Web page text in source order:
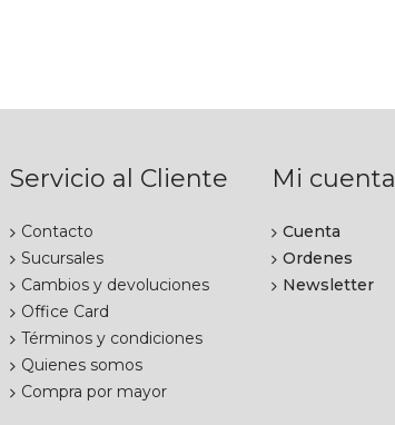
Servicio al Cliente
Contacto
Sucursales
Cambios y devoluciones
Office Card
Términos y condiciones
Quienes somos
Compra por mayor
Mi cuenta
Cuenta
Ordenes
Newsletter